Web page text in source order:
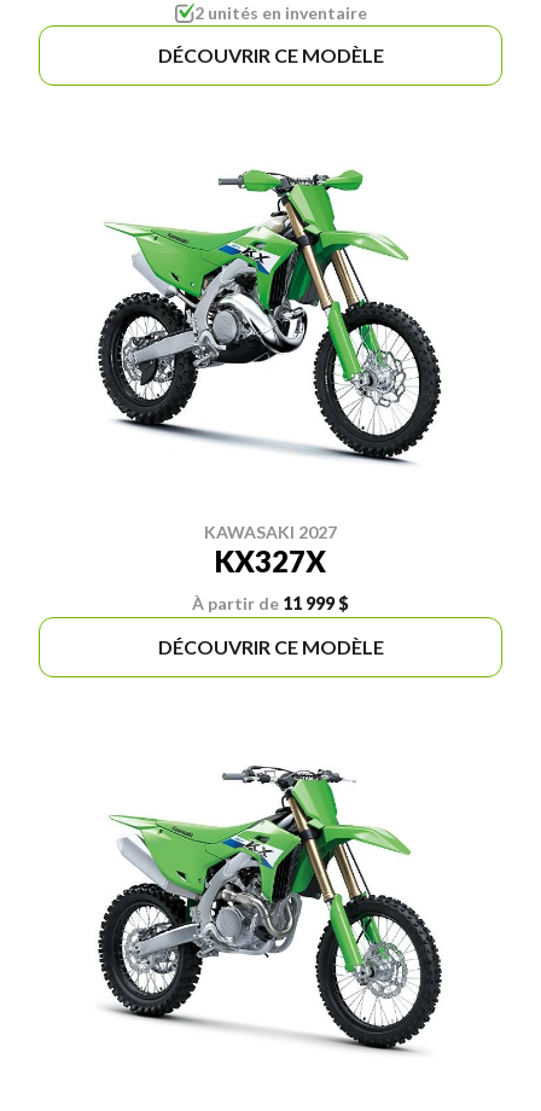
2 unités en inventaire
DÉCOUVRIR CE MODÈLE
KAWASAKI 2027
KX327X
À partir de 11 999 $
DÉCOUVRIR CE MODÈLE